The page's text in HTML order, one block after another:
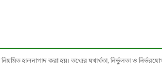
হালনাগাদ করা হয়। তথ্যের যথার্থতা, নির্ভুলতা ও